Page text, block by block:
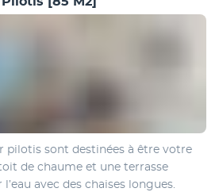
pilotis sont destinées à être votre
de chaume et une terrasse
avec des chaises longues.